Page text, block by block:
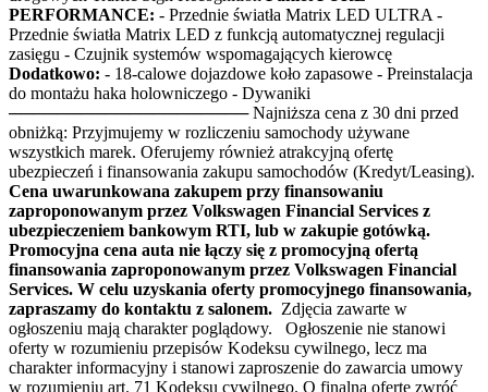
PERFORMANCE: - Przednie światła Matrix LED ULTRA -
Przednie światła Matrix LED z funkcją automatycznej regulacji
zasięgu - Czujnik systemów wspomagających kierowcę
Dodatkowo: - 18-calowe dojazdowe koło zapasowe - Preinstalacja
do montażu haka holowniczego - Dywaniki
──────────────────── Najniższa cena z 30 dni przed
obniżką: Przyjmujemy w rozliczeniu samochody używane
wszystkich marek. Oferujemy również atrakcyjną ofertę
ubezpieczeń i finansowania zakupu samochodów (Kredyt/Leasing).
Cena uwarunkowana zakupem przy finansowaniu
zaproponowanym przez Volkswagen Financial Services z
ubezpieczeniem bankowym RTI, lub w zakupie gotówką.
Promocyjna cena auta nie łączy się z promocyjną ofertą
finansowania zaproponowanym przez Volkswagen Financial
Services. W celu uzyskania oferty promocyjnego finansowania,
zapraszamy do kontaktu z salonem. Zdjęcia zawarte w
ogłoszeniu mają charakter poglądowy. Ogłoszenie nie stanowi
oferty w rozumieniu przepisów Kodeksu cywilnego, lecz ma
charakter informacyjny i stanowi zaproszenie do zawarcia umowy
w rozumieniu art. 71 Kodeksu cywilnego. O finalną ofertę zwróć